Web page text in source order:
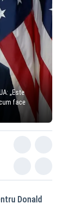
„Este
face
Donald